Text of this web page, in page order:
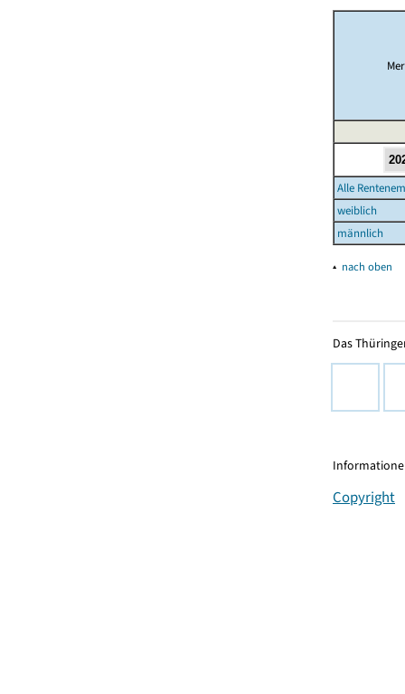
Alle
weiblich
männlich
▴ nach oben
Das
Copyright